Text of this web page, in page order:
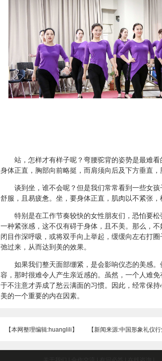
站，怎样才有样子呢？弯腰驼背的姿势是最难看
身体正直，胸部向前略挺，而肩须向后及下方垂直，
谈到坐，谁不会呢？但是我们常常看到一些女孩
舒服，且易疲惫。坐，要身体正直，肌肉以不紧张，
特别是在工作节奏较快的女性朋友们，恐怕要松
一种紧张感，这不仅有碍于身体，且不美。那么，
闭目作深呼吸，或将双手向上举起，缓缓向左右打
弛过来，从而达到美的效果。
如果我们整天面部绷紧，是会影响仪态的美感。
容，那时很难令人产生亲近感的。虽然，一个人难
于不注意才弄成了愁云满面的习惯。因此，经常保
美的一个重要的内在因素。
【本网整理编辑:huanglili】 【新闻来源:中国形象礼仪行